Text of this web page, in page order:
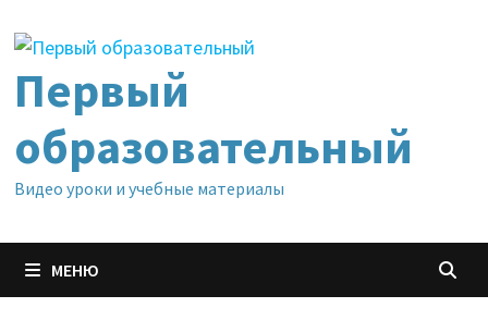
содержимому
Первый
образовательный
Видео уроки и учебные материалы
МЕНЮ